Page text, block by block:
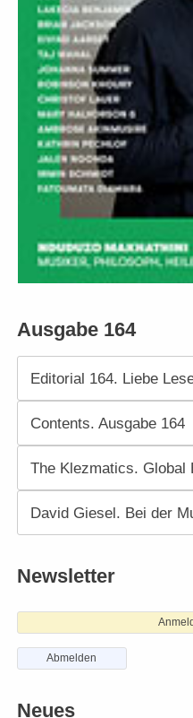
Ausgabe 164
Editorial 164. Liebe
Contents. Ausgabe 164
The Klezmatics. Global
David Giesel. Bei der
Newsletter
Abmelden
Neues